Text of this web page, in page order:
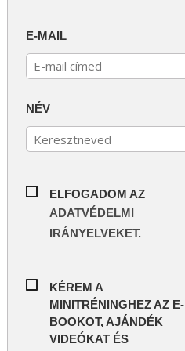
E-MAIL
NÉV
ELFOGADOM AZ
ADATVÉDELMI
IRÁNYELVEKET.
KÉREM A
MINITRÉNINGHEZ AZ E-
BOOKOT, AJÁNDÉK
VIDEÓKAT ÉS